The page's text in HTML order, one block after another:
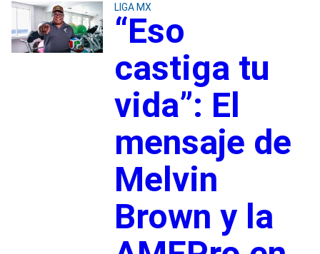
LIGA MX
“Eso
castiga tu
vida”: El
mensaje de
Melvin
Brown y la